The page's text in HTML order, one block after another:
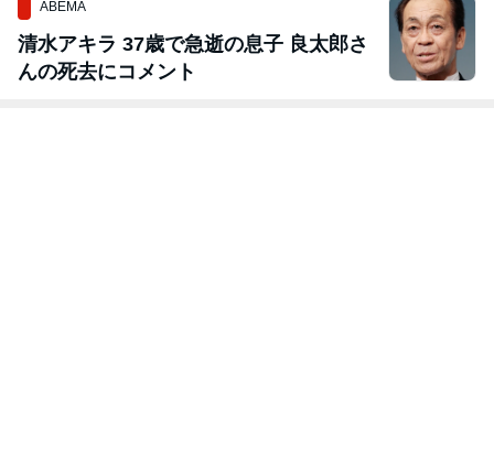
ABEMA
清水アキラ 37歳で急逝の息子 良太郎さ
んの死去にコメント